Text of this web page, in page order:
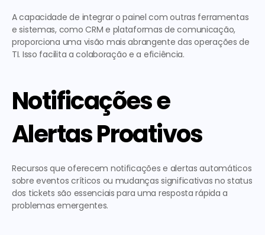
A capacidade de integrar o painel com outras ferramentas
e sistemas, como CRM e plataformas de comunicação,
proporciona uma visão mais abrangente das operações de
TI. Isso facilita a colaboração e a eficiência.
Notificações e
Alertas Proativos
Recursos que oferecem notificações e alertas automáticos
sobre eventos críticos ou mudanças significativas no status
dos tickets são essenciais para uma resposta rápida a
problemas emergentes.